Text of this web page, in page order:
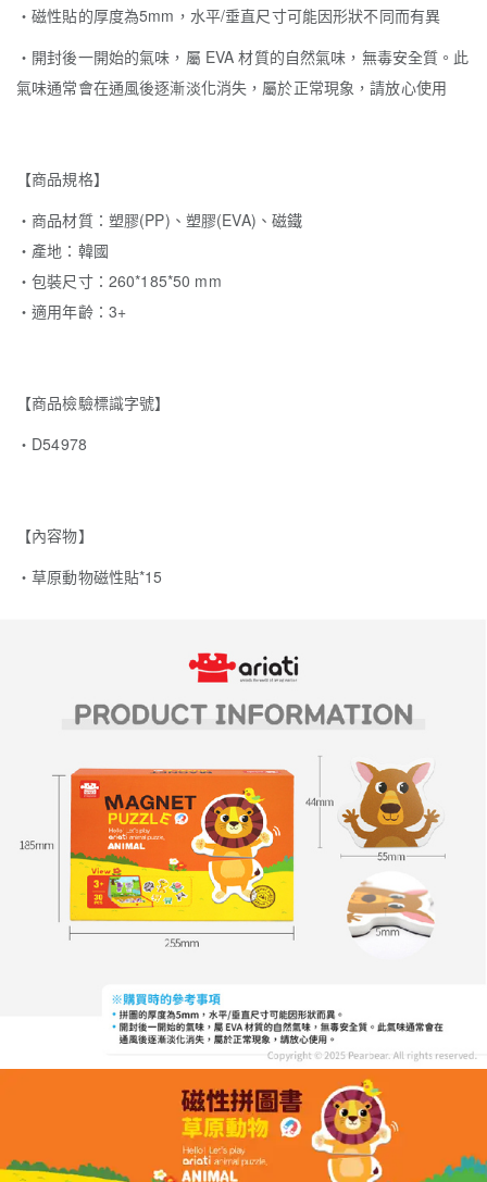
‧磁性貼的厚度為5mm，水平/垂直尺寸可能因形狀不同而有異
‧開封後一開始的氣味，屬 EVA 材質的自然氣味，無毒安全質。此
氣味通常會在通風後逐漸淡化消失，屬於正常現象，請放心使用
【商品規格】
‧商品材質：塑膠(PP)、塑膠(EVA)、磁鐵
‧產地：韓國
‧包裝尺寸：260*185*50 mm
‧適用年齡：3+
【商品檢驗標識字號】
・D54978
【內容物】
・草原動物磁性貼*15